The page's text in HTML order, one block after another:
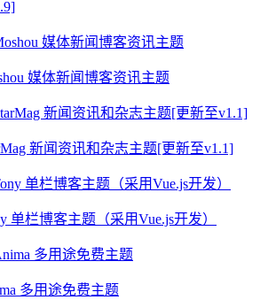
媒体新闻博客资讯主题
新闻资讯和杂志主题[更新至v1.1]
单栏博客主题（采用Vue.js开发）
多用途免费主题